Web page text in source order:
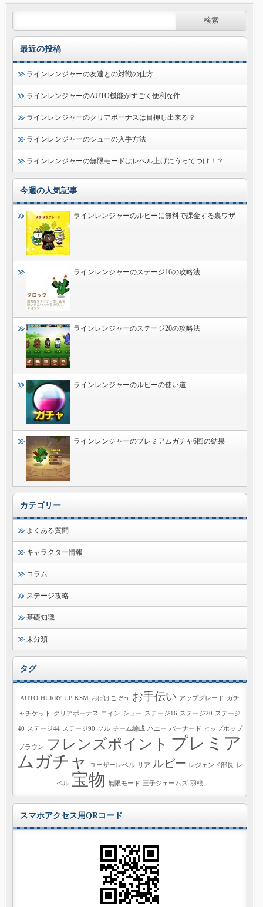
最近の投稿
ラインレンジャーの友達との対戦の仕方
ラインレンジャーのAUTO機能がすごく便利な件
ラインレンジャーのクリアボーナスは目押し出来る？
ラインレンジャーのシューの入手方法
ラインレンジャーの無限モードはレベル上げにうってつけ！？
今週の人気記事
ラインレンジャーのルビーに無料で課金する裏ワザ
ラインレンジャーのステージ16の攻略法
ラインレンジャーのステージ20の攻略法
ラインレンジャーのルビーの使い道
ラインレンジャーのプレミアムガチャ6回の結果
カテゴリー
よくある質問
キャラクター情報
コラム
ステージ攻略
基礎知識
未分類
タグ
AUTO HURRY UP KSM おばけこぞう お手伝い アップグレード ガチ
ャチケット クリアボーナス コイン シュー ステージ16 ステージ20 ステージ
40 ステージ44 ステージ90 ソル チーム編成 ハニー バーナード ヒップホップ
ブラウン フレンズポイント プレミア
ムガチャ
ユーザーレベル リア ルビー レジェンド部長 レ
ベル 宝物 無限モード 王子ジェームズ 羽根
スマホアクセス用QRコード